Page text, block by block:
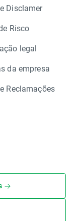
Disclamer
Risco
legal
da empresa
Reclamações